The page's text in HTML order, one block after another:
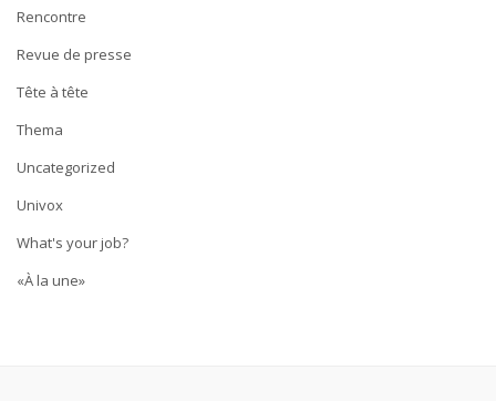
Rencontre
Revue de presse
Tête à tête
Thema
Uncategorized
Univox
What's your job?
«À la une»